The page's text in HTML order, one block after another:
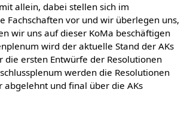
allein, dabei stellen sich im
Fachschaften vor und wir überlegen uns,
wir uns auf dieser KoMa beschäftigen
wird der aktuelle Stand der AKs
die ersten Entwürfe der Resolutionen
werden die Resolutionen
und final über die AKs